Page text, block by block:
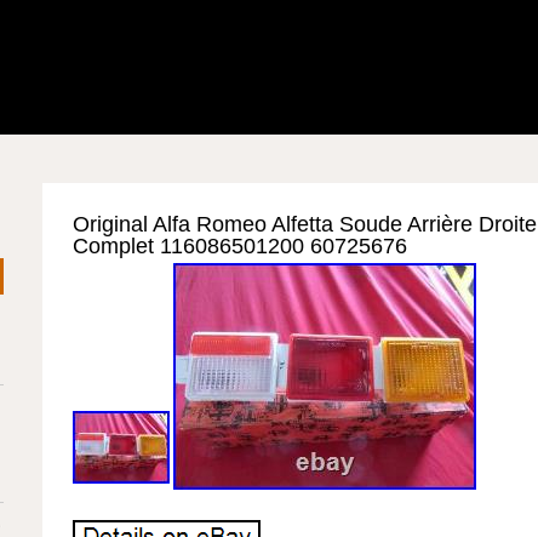
Original Alfa Romeo Alfetta Soude Arrière Droite
Complet 116086501200 60725676